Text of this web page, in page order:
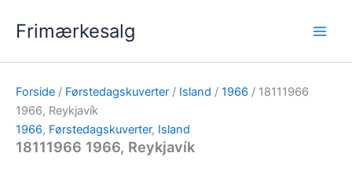
Frimærkesalg
Forside / Førstedagskuverter / Island / 1966 / 18111966
1966, Reykjavík
1966, Førstedagskuverter, Island
18111966 1966, Reykjavík